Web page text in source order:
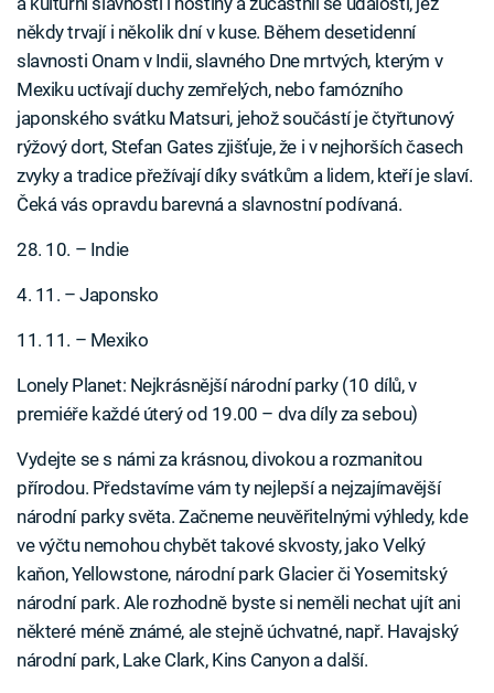
někdy trvají i několik dní v kuse. Během desetidenní
slavnosti Onam v Indii, slavného Dne mrtvých, kterým v
Mexiku uctívají duchy zemřelých, nebo famózního
japonského svátku Matsuri, jehož součástí je čtyřtunový
rýžový dort, Stefan Gates zjišťuje, že i v nejhorších časech
zvyky a tradice přežívají díky svátkům a lidem, kteří je slaví.
Čeká vás opravdu barevná a slavnostní podívaná.
28. 10. – Indie
4. 11. – Japonsko
11. 11. – Mexiko
Lonely Planet: Nejkrásnější národní parky (10 dílů, v
premiéře každé úterý od 19.00 – dva díly za sebou)
Vydejte se s námi za krásnou, divokou a rozmanitou
přírodou. Představíme vám ty nejlepší a nejzajímavější
národní parky světa. Začneme neuvěřitelnými výhledy, kde
ve výčtu nemohou chybět takové skvosty, jako Velký
kaňon, Yellowstone, národní park Glacier či Yosemitský
národní park. Ale rozhodně byste si neměli nechat ujít ani
některé méně známé, ale stejně úchvatné, např. Havajský
národní park, Lake Clark, Kins Canyon a další.